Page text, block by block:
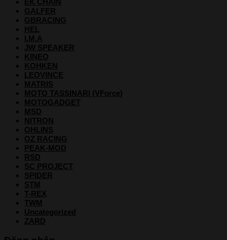
GALFER
GBRACING
HEL
I.M.A
JW SPEAKER
KINEO
KOHKEN
LEOVINCE
MATRIS
MOTO TASSINARI (VForce)
MOTOGADGET
MSD
NITRON
OHLINS
OZ RACING
PEAK-MOD
RSD
SC PROJECT
SPIDER
STM
T-REX
TWM
Uncategorized
ZARD